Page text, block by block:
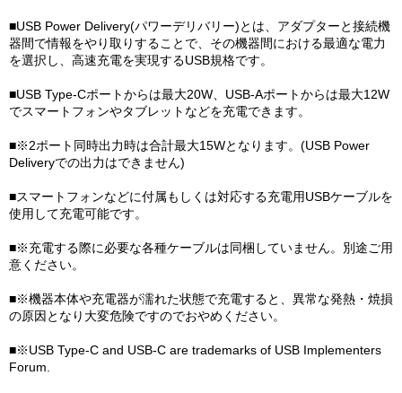
■USB Power Delivery(パワーデリバリー)とは、アダプターと接続機
器間で情報をやり取りすることで、その機器間における最適な電力
を選択し、高速充電を実現するUSB規格です。
■USB Type-Cポートからは最大20W、USB-Aポートからは最大12W
でスマートフォンやタブレットなどを充電できます。
■※2ポート同時出力時は合計最大15Wとなります。(USB Power
Deliveryでの出力はできません)
■スマートフォンなどに付属もしくは対応する充電用USBケーブルを
使用して充電可能です。
■※充電する際に必要な各種ケーブルは同梱していません。別途ご用
意ください。
■※機器本体や充電器が濡れた状態で充電すると、異常な発熱・焼損
の原因となり大変危険ですのでおやめください。
■※USB Type-C and USB-C are trademarks of USB Implementers
Forum.